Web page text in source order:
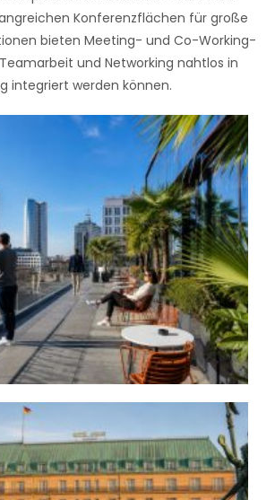
Konferenzflächen für große
bieten Meeting- und Co-Working-
und Networking nahtlos in
integriert werden können.